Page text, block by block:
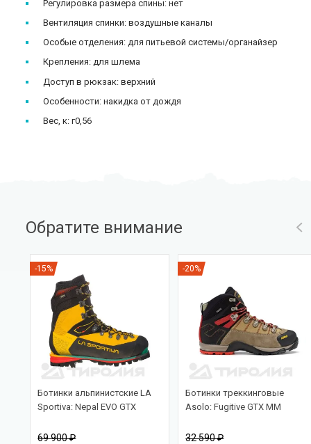
Регулировка размера спины: нет
Вентиляция спинки: воздушные каналы
Особые отделения: для питьевой системы/органайзер
Крепления: для шлема
Доступ в рюкзак: верхний
Особенности: накидка от дождя
Вес, к: г0,56
Обратите внимание
-15%
Ботинки альпинистские LA
Sportiva: Nepal EVO GTX
69 900 ₽
-20%
Ботинки треккинговые
Asolo: Fugitive GTX MM
32 590 ₽